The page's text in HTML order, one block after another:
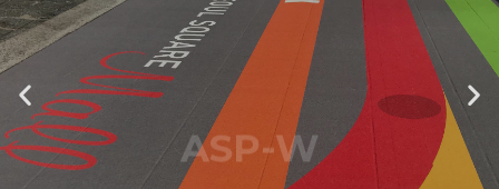
ASP-W
논슬립 알루미늄 방염시트